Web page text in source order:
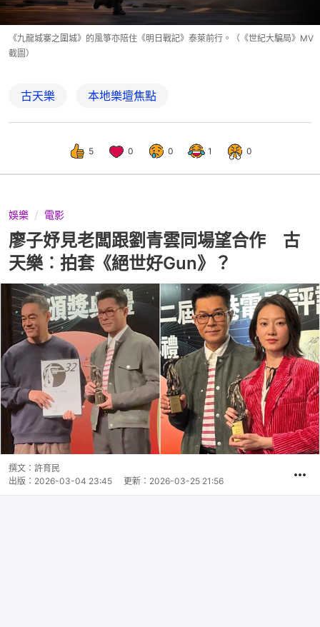
《九龍城寨之圍城》的風箏亦陪住《明日戰記》泰萊前行。（《世紀大騙局》MV
截圖）
古天樂 本地樂壇焦點
5 0 0 1 0
娛樂 電影
廖子妤見老闆跟劉青雲同場望合作 古
天樂︰拍套《絕世好Gun》？
撰文： 許育民
出版： 2026-03-04 23:45 更新： 2026-03-25 21:56